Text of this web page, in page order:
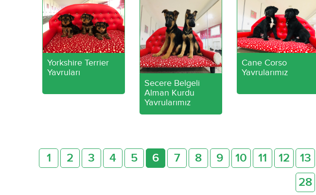
Yorkshire Terrier
Yavruları
Secere Belgeli
Alman Kurdu
Yavrularımız
Cane Corso
Yavrularımız
1 2 3 4 5 6 7 8 9 10 11 12 13
28